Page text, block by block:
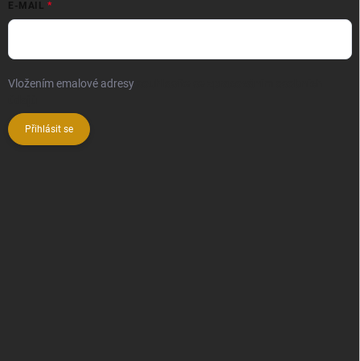
E-MAIL
Vložením emalové adresy
Přihlásit se